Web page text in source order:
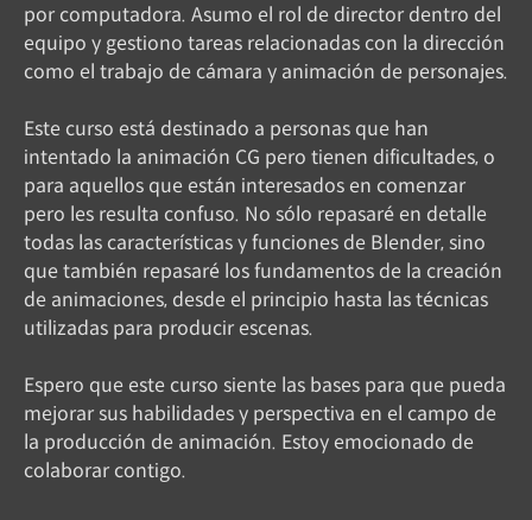
por computadora. Asumo el rol de director dentro del
equipo y gestiono tareas relacionadas con la dirección
como el trabajo de cámara y animación de personajes.
Este curso está destinado a personas que han
intentado la animación CG pero tienen dificultades, o
para aquellos que están interesados ​​en comenzar
pero les resulta confuso. No sólo repasaré en detalle
todas las características y funciones de Blender, sino
que también repasaré los fundamentos de la creación
de animaciones, desde el principio hasta las técnicas
utilizadas para producir escenas.
Espero que este curso siente las bases para que pueda
mejorar sus habilidades y perspectiva en el campo de
la producción de animación. Estoy emocionado de
colaborar contigo.